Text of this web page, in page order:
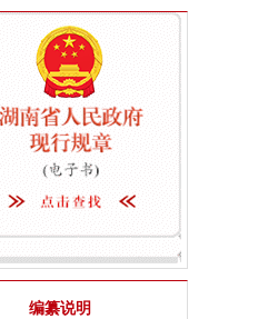
编纂说明